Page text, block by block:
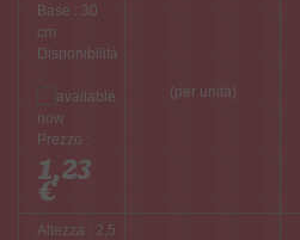
Base : 30
cm
Disponibilità
:
Prezzo :
1,23
€
(per unità)
Altezza : 2,5